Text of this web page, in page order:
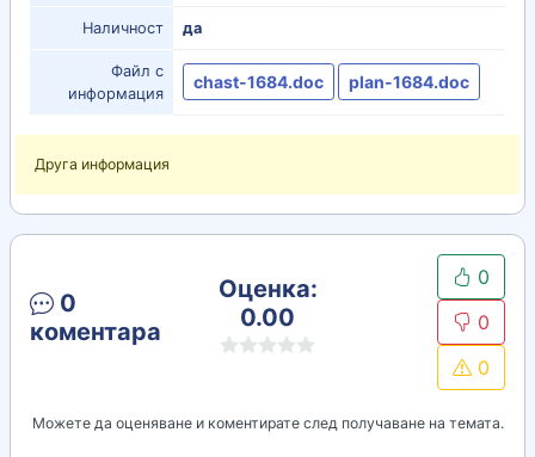
Наличност да
Файл с
информация
chast-1684.doc plan-1684.doc
Друга информация
0
коментара
Оценка:
0.00
0
0
0
Можете да оценяване и коментирате след получаване на темата.